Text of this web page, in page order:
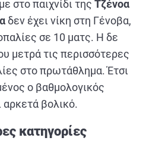
στο παιχνίδι της Τζένοα
δεν έχει νίκη στη Γένοβα,
σε 10 ματς. Η δε
μετρά τις περισσότερες
στο πρωτάθλημα. Έτσι
ο βαθμολογικός
αρκετά βολικό.
κατηγορίες